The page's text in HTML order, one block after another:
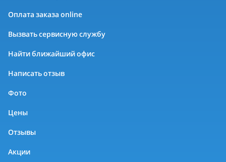
Оплата заказа online
Вызвать сервисную службу
Найти ближайший офис
Написать отзыв
Фото
Цены
Отзывы
Акции